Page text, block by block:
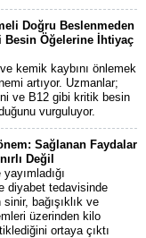
Doğru Beslenmeden
Besin Öğelerine İhtiyaç
kemik kaybını önlemek
artıyor. Uzmanlar;
ve B12 gibi kritik besin
vurguluyor.
Sağlanan Faydalar
Değil
diyabet tedavisinde
sinir, bağışıklık ve
üzerinden kilo
ortaya çıktı